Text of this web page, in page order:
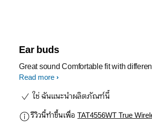
Ear buds
Great sound Comfortable fit with
Read more
ใช่ ฉันแนะนำผลิตภัณฑ์นี้
รีวิวนี้ทำขึ้นเพื่อTAT4556WT True